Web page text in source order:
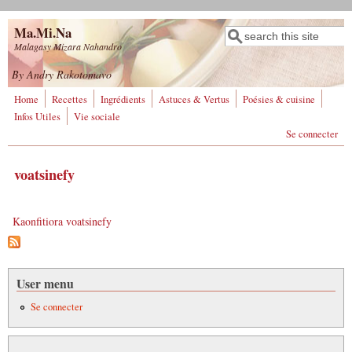
Aller au contenu principal
Ma.Mi.Na
Malagasy Mizara Nahandro
Formulaire de
recherche
Rechercher
By Andry Rakotomavo
Home Recettes Ingrédients Astuces & Vertus
Poésies & cuisine
Infos Utiles
Vie sociale
Se connecter
voatsinefy
Kaonfitiora voatsinefy
User menu
Se connecter